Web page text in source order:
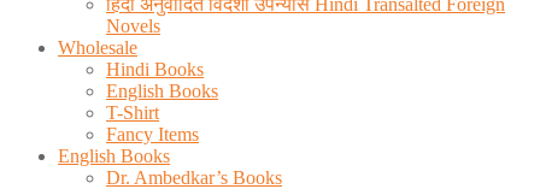
Novels
Wholesale
Hindi Books
English Books
T-Shirt
Fancy Items
English Books
Dr. Ambedkar’s Books